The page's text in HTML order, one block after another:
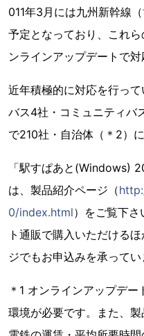
011年3月には九州新幹線
予定となっており、これ
ンラインアップデートで対
近年積極的に対応を行っ
バス4社・コミュニティバ
で210社・自治体（＊2）
「駅すぱあと(Windows)
は、製品紹介ページ（
0/index.html）をご覧下
ト通販で購入いただける
ジでもお申込みを承ってい
＊1 オンラインアップデ
環境が必要です。また、